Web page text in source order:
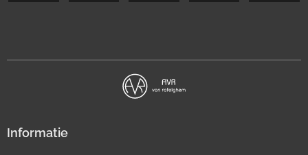
Informatie